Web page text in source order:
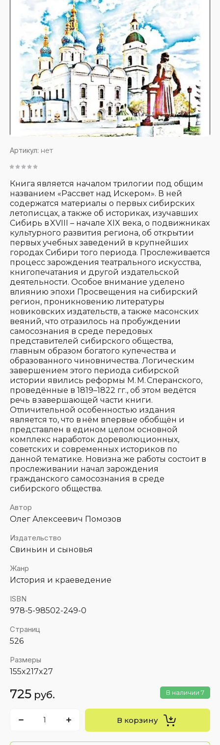
Артикул: нет
Книга является началом трилогии под общим
названием «Рассвет над Искером». В ней
содержатся материалы о первых сибирских
летописцах, а также об историках, изучавших
Сибирь в XVIII – начале XIX века, о подвижниках
культурного развития региона, об открытии
первых учебных заведений в крупнейших
городах Сибири того периода. Прослеживается
процесс зарождения театрального искусства,
книгопечатания и другой издательской
деятельности. Особое внимание уделено
влиянию эпохи Просвещения на сибирский
регион, проникновению литературы
новиковских издательств, а также масонских
веяний, что отразилось на пробуждении
самосознания в среде передовых
представителей сибирского общества,
главным образом богатого купечества и
образованного чиновничества. Логическим
завершением этого периода сибирской
истории явились реформы М. М. Сперанского,
проведённые в 1819–1822 гг., об этом ведётся
речь в завершающей части книги.
Отличительной особенностью издания
является то, что в нём впервые обобщён и
представлен в едином целом основной
комплекс наработок дореволюционных,
советских и современных историков по
данной тематике. Новизна же работы состоит в
прослеживании начал зарождения
гражданского самосознания в среде
сибирского общества.
Автор
Олег Алексеевич Помозов
Издательство
Свиньин и сыновья
Жанр
История и краеведение
ISBN
978-5-98502-249-0
Страниц
526
Размеры
155x217x27
В наличии 7
725 руб.
В корзину